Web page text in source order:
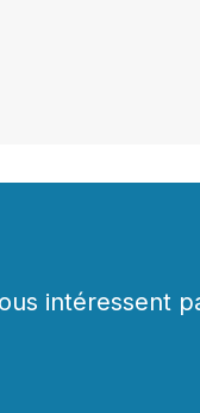
intéressent